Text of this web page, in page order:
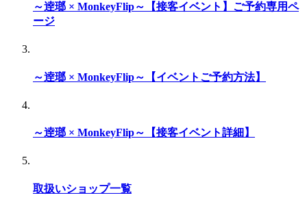
～逹瑯 × MonkeyFlip～【接客イベント】ご予約専用ペ
ージ
～逹瑯 × MonkeyFlip～【イベントご予約方法】
～逹瑯 × MonkeyFlip～【接客イベント詳細】
取扱いショップ一覧